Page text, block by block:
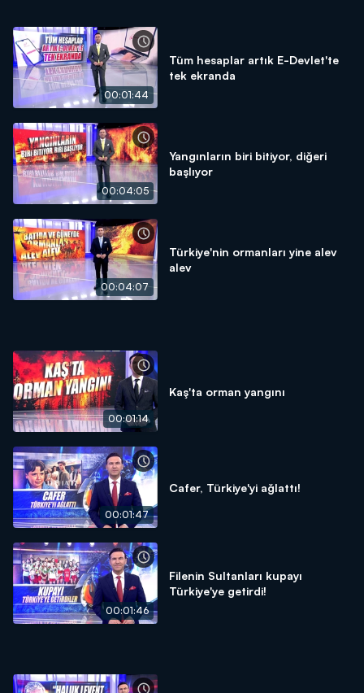
00:01:44
Tüm hesaplar artık E-Devlet'te
tek ekranda
00:04:05
Yangınların biri bitiyor, diğeri
başlıyor
00:04:07
Türkiye'nin ormanları yine alev
alev
00:01:14
Kaş'ta orman yangını
00:01:47
Cafer, Türkiye'yi ağlattı!
00:01:46
Filenin Sultanları kupayı
Türkiye'ye getirdi!